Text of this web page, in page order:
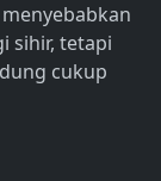
sihir, tetapi
cukup